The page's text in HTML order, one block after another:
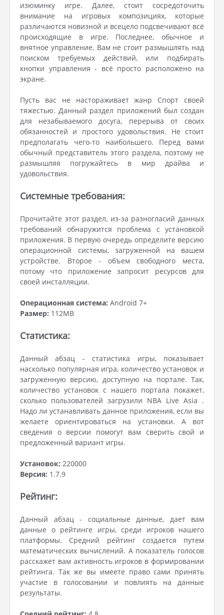
изюминку игре. Далее, стоит сосредоточить
внимание на игровых композициях, которые
различаются новизной и всецело подсвечивают всё
происходящие в игре. Последнее, обычное и
внятное управление. Вам не стоит размышлять над
поиском требуемых действий, или подбирать
кнопки управления - всё просто расположено на
экране.
Пусть вас не настораживает жанр Спорт своей
тяжестью. Данный раздел приложений был создан
для незабываемого досуга, перерыва от своих
обязанностей и простого удовольствия. Не стоит
предполагать чего-то наибольшего. Перед вами
обычный представитель этого раздела, поэтому не
размышляя погружайтесь в мир драйва и
удовольствия.
Системные требования:
Прочитайте этот раздел, из-за разногласий данных
требований обнаружится проблема с установкой
приложения. В первую очередь определите версию
операционной системы, загруженной на вашем
устройстве. Второе - объем свободного места,
потому что приложение запросит ресурсов для
своей инсталляции.
Операционная система: Android 7+
Размер: 112MB
Статистика:
Данный абзац - статистика игры, показывает
насколько популярная игра, количество установок и
загруженную версию, доступную на портале. Так,
количество установок с нашего портала покажет,
сколько пользователей загрузили NBA Live Asia .
Надо ли устанавливать данное приложения, если вы
желаете ориентироваться на установки. А вот
сведения о версии помогут вам сверить свой и
предложенный вариант игры.
Установок: 220000
Версия: 1.7.9
Рейтинг:
Данный абзац - социальные данные, дает вам
данные о рейтинге игры, среди игроков нашего
платформы. Средний рейтинг создается путем
математических вычислений. А показатель голосов
расскажет вам активность игроков в формировании
рейтинга. Так же вы имеете право сами принять
участие в голосовании и повлиять на данные
результаты.